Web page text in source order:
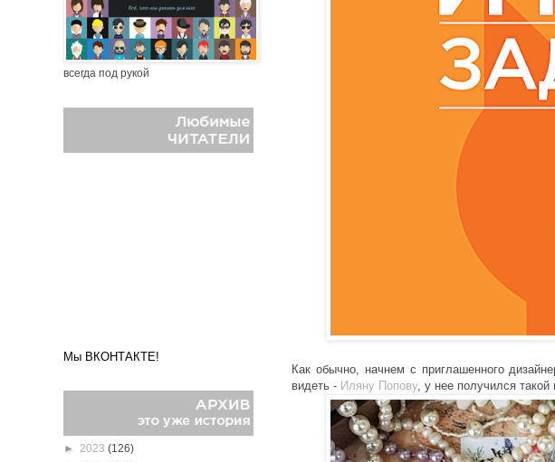
Как обычно, начнем с приглашенного
видеть - Иляну Попову , у нее получился
всегда под рукой
Мы ВКОНТАКТЕ!
► 2023 (126)